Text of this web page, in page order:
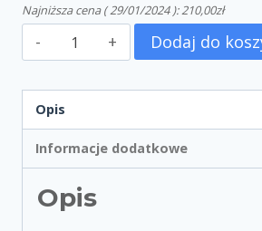
Najniższa cena (29/01/2024):210,00zł
Dodaj do
Opis
Informacje dodatkowe
Opis